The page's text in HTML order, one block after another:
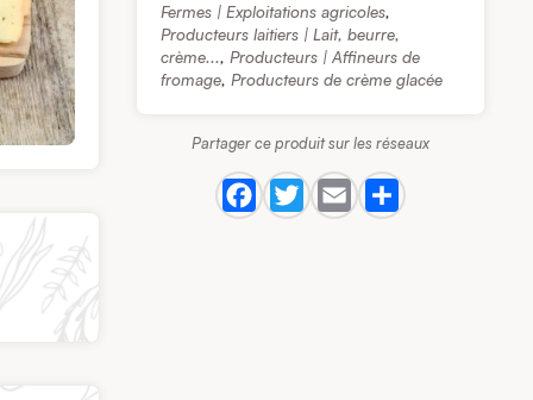
Fermes | Exploitations agricoles,
Producteurs laitiers | Lait, beurre,
crème..., Producteurs | Affineurs de
fromage, Producteurs de crème glacée
Partager ce produit sur les réseaux